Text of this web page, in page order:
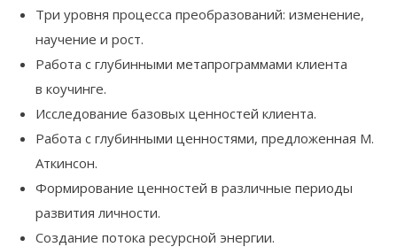
Три уровня процесса преобразований: изменение,
научение и рост.
Работа с глубинными метапрограммами клиента
в коучинге.
Исследование базовых ценностей клиента.
Работа с глубинными ценностями, предложенная М.
Аткинсон.
Формирование ценностей в различные периоды
развития личности.
Создание потока ресурсной энергии.